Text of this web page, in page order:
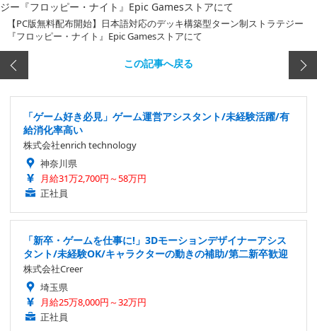
【PC版無料配布開始】日本語対応のデッキ構築型ターン制ストラテジー
『フロッピー・ナイト』Epic Gamesストアにて
この記事へ戻る
「ゲーム好き必見」ゲーム運営アシスタント/未経験活躍/有
給消化率高い
株式会社enrich technology
神奈川県
月給31万2,700円～58万円
正社員
「新卒・ゲームを仕事に!」3Dモーションデザイナーアシス
タント/未経験OK/キャラクターの動きの補助/第二新卒歓迎
株式会社Creer
埼玉県
月給25万8,000円～32万円
正社員